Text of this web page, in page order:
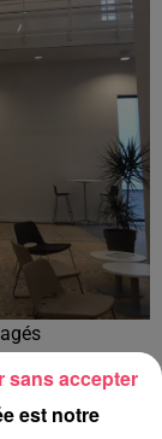
est notre
sans accepter